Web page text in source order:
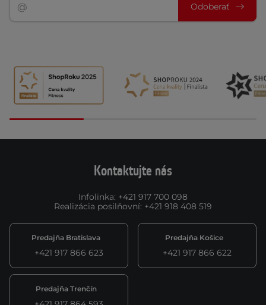
Odoberať
Kontaktujte nás
Infolinka: +421 917 700 098
Realizácia posilňovní: +421 918 408 519
Predajňa Bratislava
+421 917 866 623
Predajňa Košice
+421 917 866 622
Predajňa Trenčín